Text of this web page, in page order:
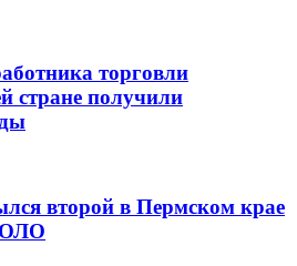
торговли
стране получили
второй в Пермском крае